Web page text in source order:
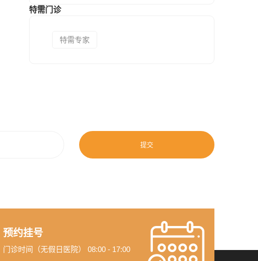
特需门诊
特需专家
提交
预约挂号
门诊时间（无假日医院） 08:00 - 17:00